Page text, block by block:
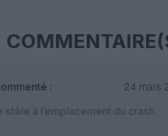
:
24 mars
stèle à l’emplacement du crash.